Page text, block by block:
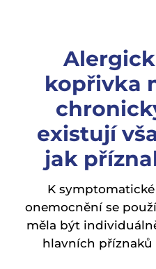
kopřivka
existují
jak
K
onemocnění se
měla být
hlavních příznaků